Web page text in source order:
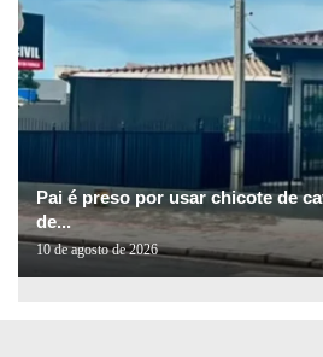
Pai é preso por usar chicote de
de...
10 de agosto de 2026